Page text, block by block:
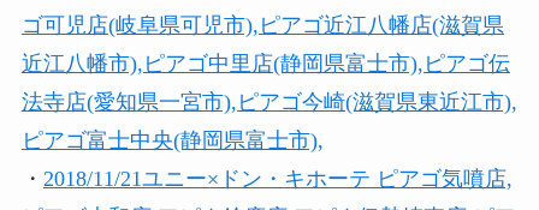
ゴ可児店(岐阜県可児市),ピアゴ近江八幡店(滋賀県
近江八幡市),ピアゴ中里店(静岡県富士市),ピアゴ伝
法寺店(愛知県一宮市),ピアゴ今崎(滋賀県東近江市),
ピアゴ富士中央(静岡県富士市),
・ 2018/11/21ユニー×ドン・キホーテ ピアゴ気噴店,